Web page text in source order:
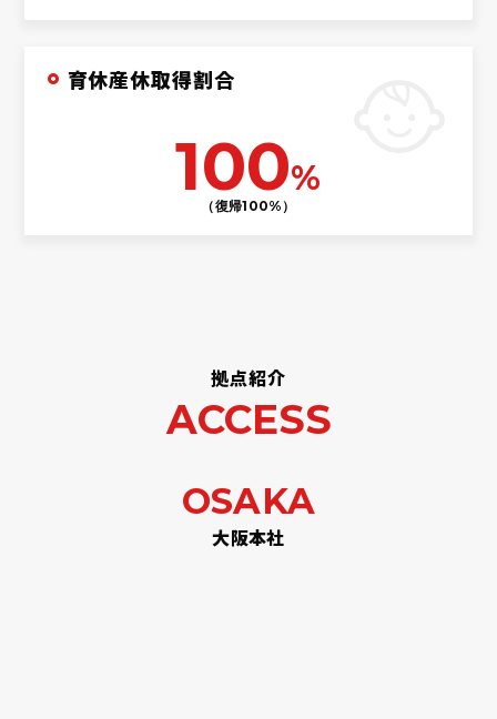
育休産休取得割合
100%
（復帰100%）
拠点紹介
ACCESS
OSAKA
大阪本社